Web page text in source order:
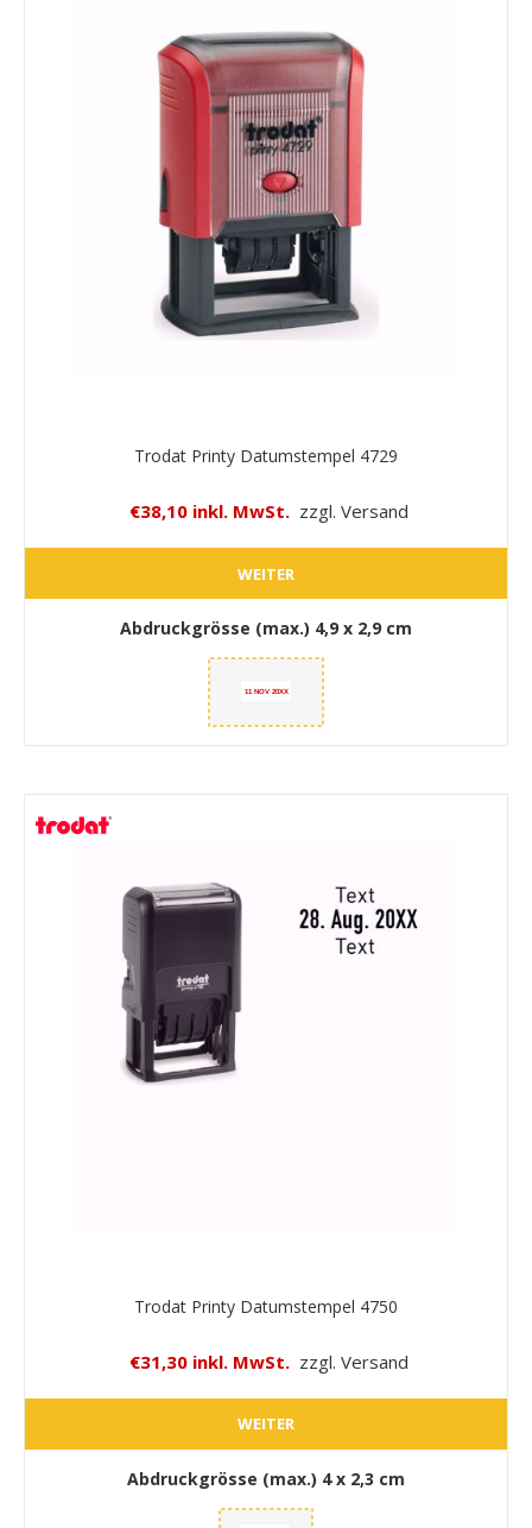
Trodat Printy Datumstempel 4729
€38,10 inkl. MwSt. zzgl. Versand
WEITER
Abdruckgrösse (max.) 4,9 x 2,9 cm
11 NOV 20XX
Trodat Printy Datumstempel 4750
€31,30 inkl. MwSt. zzgl. Versand
WEITER
Abdruckgrösse (max.) 4 x 2,3 cm